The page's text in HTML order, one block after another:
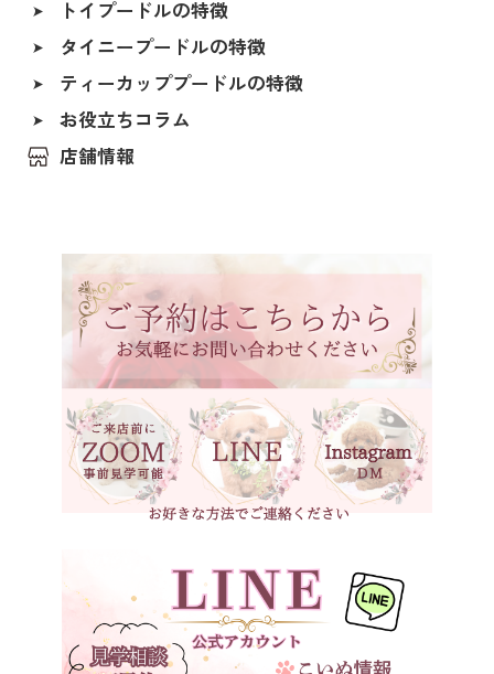
シルバー＆ホワイト
ペールホーン
ブルー
レッド（レッド・フォーン）
アプリコット（オレンジ・フォーン）
ホワイト
ブラック
ブラックタン
シルバーベージュ
ブラウン
ブラウンタン
ベージュ
ALL
香川県
北海道
福島県
茨城県
神奈川県
石川県
福井県
岐阜県
静岡県
長野県
愛知県
三重県
大阪府
兵庫県
奈良県
トイプードルの特徴
タイニープードルの特徴
ティーカッププードルの特徴
お役立ちコラム
店舗情報